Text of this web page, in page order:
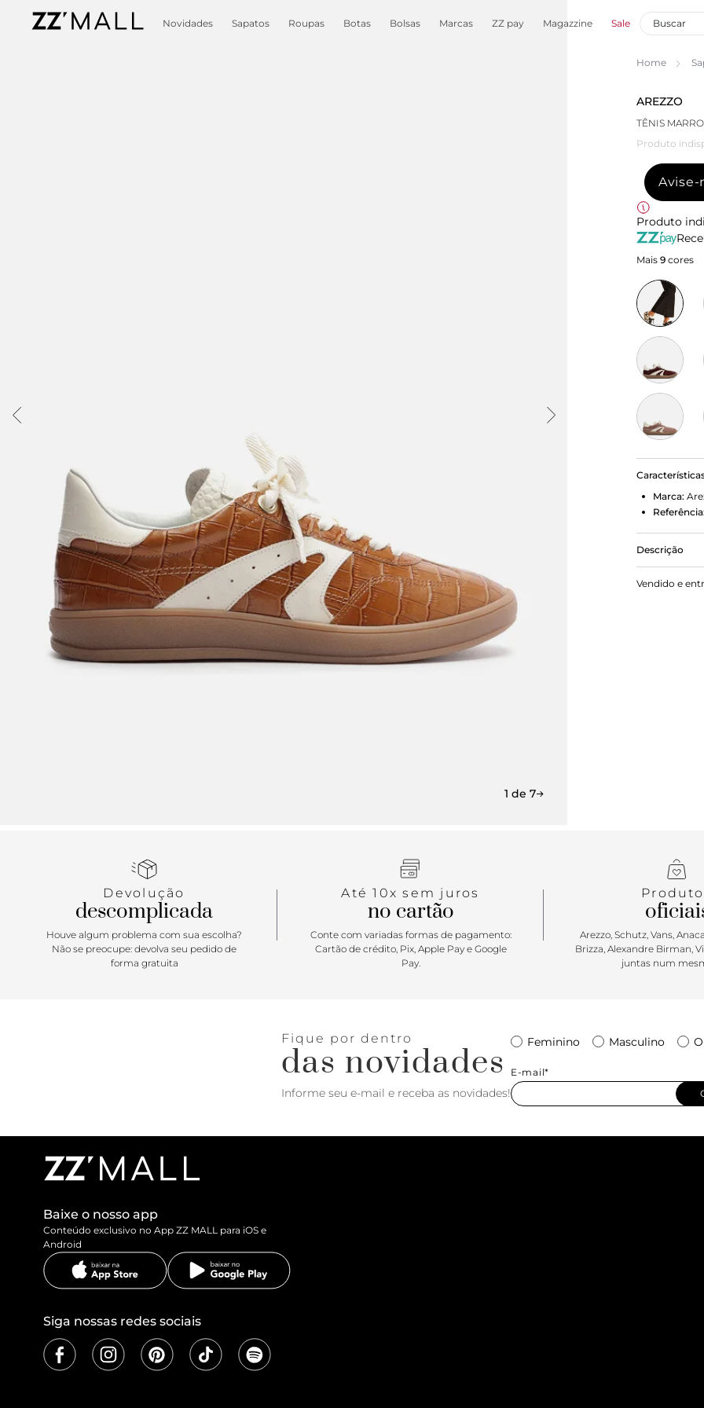
Novidades Sapatos Roupas Botas Bolsas Marcas ZZ pay Magazzine Sale
1 de 7
Home
AREZZO
TÊNIS
Produto
Avise-
Produto
Mais 9 cores
Marca:
Referência:
Descrição
Tênis
amarração
Vendido e
Devolução
descomplicada
Houve algum problema com sua escolha?
Não se preocupe: devolva seu pedido de
forma gratuita
Até 10x sem juros
no cartão
Conte com variadas formas de pagamento:
Cartão de crédito, Pix, Apple Pay e Google
Pay.
Arezzo, Schutz, Vans,
Brizza, Alexandre Birman,
juntas num
Fique por dentro
das novidades
Informe seu e-mail e receba as novidades!
Feminino Masculino
E-mail*
Baixe o nosso app
Conteúdo exclusivo no App ZZ MALL para iOS e
Android
Siga nossas redes sociais